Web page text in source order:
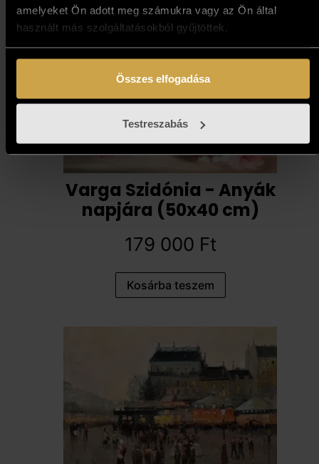
amelyeket Ön adott meg számukra vagy az Ön által
használt más szolgáltatásokból gyűjtöttek.
Összes elfogadása
Testreszabás
Varga Szidónia - Anyák
napjára (50x40 cm)
179 000 Ft
Kosárba teszem